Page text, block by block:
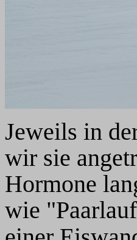
Jeweils in
wir sie
Hormone
wie